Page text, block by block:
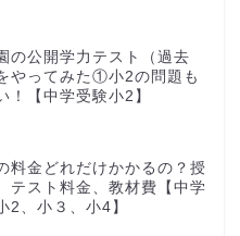
の公開学力テスト（過去
やってみた①小2の問題も
！【中学受験小2】
料金どれだけかかるの？授
テスト料金、教材費【中学
2、小３、小4】